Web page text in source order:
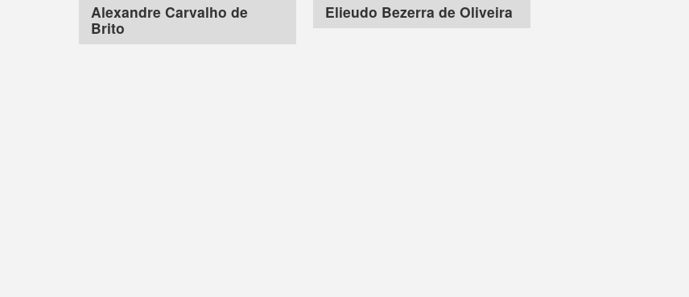
Alexandre Carvalho de
Brito
Elieudo Bezerra de Oliveira